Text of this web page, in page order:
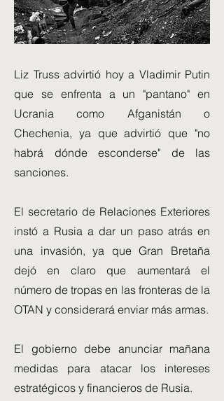
Liz Truss advirtió hoy a Vladimir Putin
que se enfrenta a un "pantano" en
Ucrania como Afganistán o
Chechenia, ya que advirtió que "no
habrá dónde esconderse" de las
sanciones.
El secretario de Relaciones Exteriores
instó a Rusia a dar un paso atrás en
una invasión, ya que Gran Bretaña
dejó en claro que aumentará el
número de tropas en las fronteras de la
OTAN y considerará enviar más armas.
El gobierno debe anunciar mañana
medidas para atacar los intereses
estratégicos y financieros de Rusia.